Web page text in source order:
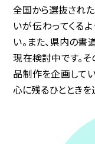
全国から選抜され
いが伝わってくる
い。また、県内の
現在検討中です。
品制作を企画してい
心に残るひとときを